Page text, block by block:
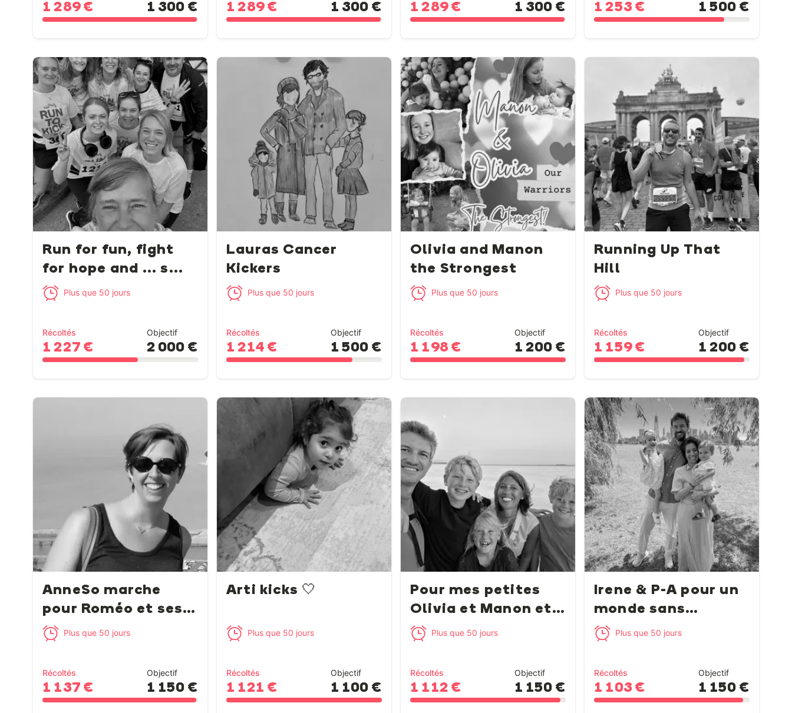
1 289 € 1 300 € 1 289 € 1 300 € 1 289 € 1 300 € 1 253 € 1 500 €
Run for fun, fight
for hope and ... s...
Plus que 50 jours
Récoltés
1 227 €
Objectif
2 000 €
Lauras Cancer
Kickers
Plus que 50 jours
Récoltés
1 214 €
Objectif
1 500 €
Olivia and Manon
the Strongest
Plus que 50 jours
Récoltés
1 198 €
Objectif
1 200 €
Running Up That
Hill
Plus que 50 jours
Récoltés
1 159 €
Objectif
1 200 €
AnneSo marche
pour Roméo et ses
paren...
Plus que 50 jours
Récoltés
1 137 €
Objectif
1 150 €
Arti kicks 🤍
Plus que 50 jours
Récoltés
1 121 €
Objectif
1 100 €
Pour mes petites
Olivia et Manon et
p...Plus que 50 jours
Récoltés
1 112 €
Objectif
1 150 €
Irene & P-A pour un
monde sans
cancer...
Plus que 50 jours
Récoltés
1 103 €
Objectif
1 150 €